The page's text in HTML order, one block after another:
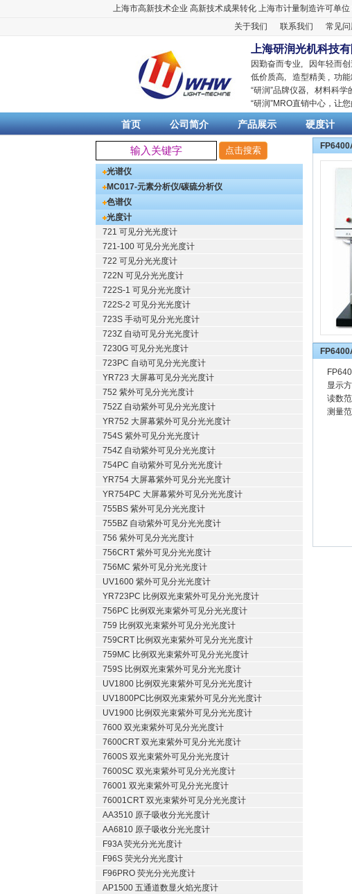
上海市高新技术企业 高新技术成果转化 上海市计量制造许可单位
关于我们
联系我们 常见问
上海研润光机科技
因勤奋而专业, 因年轻而创
低价质高, 造型精美 , 功能
“研润”品牌仪器, 材料科学
“研润”MRO直销中心，让
首页 公司简介 产品展示 硬度计
光谱仪
MC017-元素分析仪/碳硫分析仪
色谱仪
光度计
721 可见分光光度计
721-100 可见分光光度计
722 可见分光光度计
722N 可见分光光度计
722S-1 可见分光光度计
722S-2 可见分光光度计
723S 手动可见分光光度计
723Z 自动可见分光光度计
7230G 可见分光光度计
723PC 自动可见分光光度计
YR723 大屏幕可见分光光度计
752 紫外可见分光光度计
752Z 自动紫外可见分光光度计
YR752 大屏幕紫外可见分光光度计
754S 紫外可见分光光度计
754Z 自动紫外可见分光光度计
754PC 自动紫外可见分光光度计
YR754 大屏幕紫外可见分光光度计
YR754PC 大屏幕紫外可见分光光度计
755BS 紫外可见分光光度计
755BZ 自动紫外可见分光光度计
756 紫外可见分光光度计
756CRT 紫外可见分光光度计
756MC 紫外可见分光光度计
UV1600 紫外可见分光光度计
YR723PC 比例双光束紫外可见分光光度计
756PC 比例双光束紫外可见分光光度计
759 比例双光束紫外可见分光光度计
759CRT 比例双光束紫外可见分光光度计
759MC 比例双光束紫外可见分光光度计
759S 比例双光束紫外可见分光光度计
UV1800 比例双光束紫外可见分光光度计
UV1800PC比例双光束紫外可见分光光度计
UV1900 比例双光束紫外可见分光光度计
7600 双光束紫外可见分光光度计
7600CRT 双光束紫外可见分光光度计
7600S 双光束紫外可见分光光度计
7600SC 双光束紫外可见分光光度计
76001 双光束紫外可见分光光度计
76001CRT 双光束紫外可见分光光度计
AA3510 原子吸收分光光度计
AA6810 原子吸收分光光度计
F93A 荧光分光光度计
F96S 荧光分光光度计
F96PRO 荧光分光光度计
AP1500 五通道数显火焰光度计
显示
读数
测量